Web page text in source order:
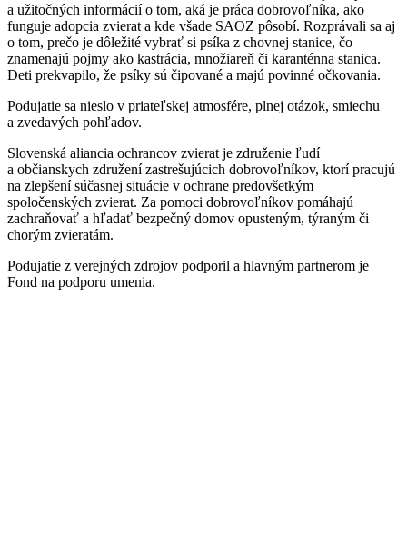
a užitočných informácií o tom, aká je práca dobrovoľníka, ako
funguje adopcia zvierat a kde všade SAOZ pôsobí. Rozprávali sa aj
o tom, prečo je dôležité vybrať si psíka z chovnej stanice, čo
znamenajú pojmy ako kastrácia, množiareň či karanténna stanica.
Deti prekvapilo, že psíky sú čipované a majú povinné očkovania.
Podujatie sa nieslo v priateľskej atmosfére, plnej otázok, smiechu
a zvedavých pohľadov.
Slovenská aliancia ochrancov zvierat je združenie ľudí
a občianskych združení zastrešujúcich dobrovoľníkov, ktorí pracujú
na zlepšení súčasnej situácie v ochrane predovšetkým
spoločenských zvierat. Za pomoci dobrovoľníkov pomáhajú
zachraňovať a hľadať bezpečný domov opusteným, týraným či
chorým zvieratám.
Podujatie z verejných zdrojov podporil a hlavným partnerom je
Fond na podporu umenia.